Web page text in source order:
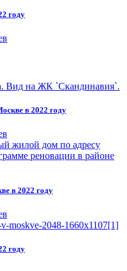
году
в 2022 году
в 2022 году
году